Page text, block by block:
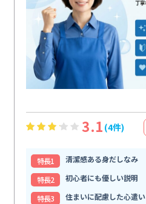
3.1 (4件)
特⻑1
清潔感ある身だしなみ
特⻑2
初心者にも優しい説明
特⻑3
住まいに配慮した心遣い